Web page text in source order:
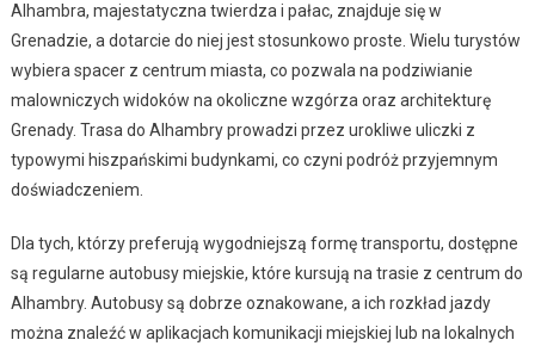
Alhambra, majestatyczna twierdza i pałac, znajduje się w
Grenadzie, a dotarcie do niej jest stosunkowo proste. Wielu turystów
wybiera spacer z centrum miasta, co pozwala na podziwianie
malowniczych widoków na okoliczne wzgórza oraz architekturę
Grenady. Trasa do Alhambry prowadzi przez urokliwe uliczki z
typowymi hiszpańskimi budynkami, co czyni podróż przyjemnym
doświadczeniem.
Dla tych, którzy preferują wygodniejszą formę transportu, dostępne
są regularne autobusy miejskie, które kursują na trasie z centrum do
Alhambry. Autobusy są dobrze oznakowane, a ich rozkład jazdy
można znaleźć w aplikacjach komunikacji miejskiej lub na lokalnych